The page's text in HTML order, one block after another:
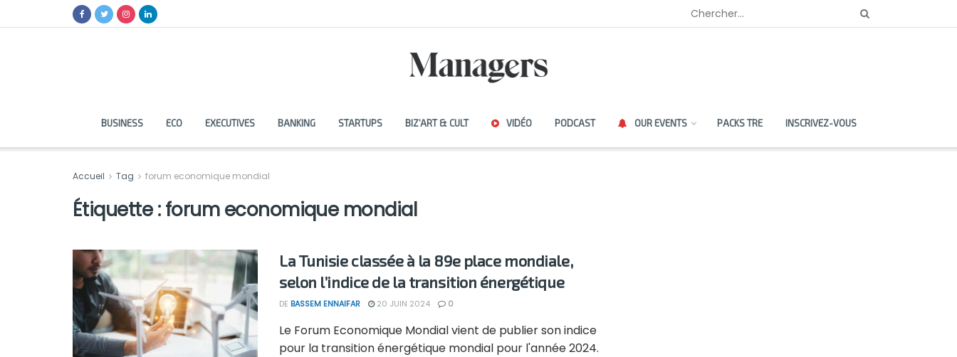
BUSINESS ECO EXECUTIVES BANKING STARTUPS BIZ’ART & CULT VIDÉO PODCAST OUR EVENTS PACKS TRE INSCRIVEZ-VOUS
Accueil Tag forum economique mondial
Étiquette :forum economique mondial
La Tunisie classée à la 89e place mondiale,
selon l’indice de la transition énergétique
DE BASSEM ENNAIFAR 20 JUIN 2024 0
Le Forum Economique Mondial vient de publier son indice
pour la transition énergétique mondial pour l'année 2024.